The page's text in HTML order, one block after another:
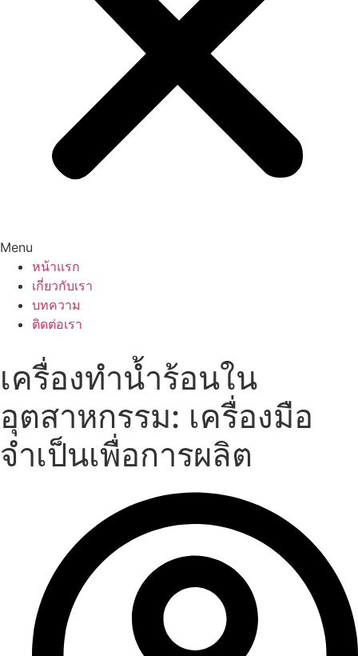
Menu
หน้าแรก
เกี่ยวกับเรา
บทความ
ติดต่อเรา
เครื่องทำน้ำร้อนใน
อุตสาหกรรม: เครื่องมือ
จำเป็นเพื่อการผลิต